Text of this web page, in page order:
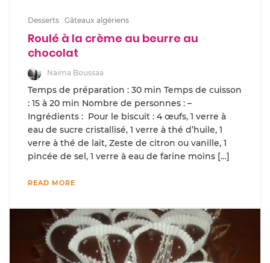
Desserts Gâteaux algériens
Roulé à la crème au beurre au
chocolat
Naima Boussaa
Temps de préparation : 30 min Temps de cuisson
: 15 à 20 min Nombre de personnes : –
Ingrédients : Pour le biscuit : 4 œufs, 1 verre à
eau de sucre cristallisé, 1 verre à thé d’huile, 1
verre à thé de lait, Zeste de citron ou vanille, 1
pincée de sel, 1 verre à eau de farine moins […]
READ MORE